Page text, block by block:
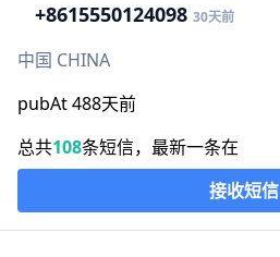
+8615550124098 30天前
中国 CHINA
pubAt 488天前
总共108条短信，最新一条在
接收短信